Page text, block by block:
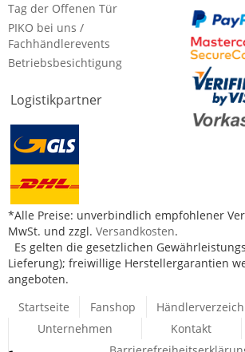
Tag der Offenen Tür
PIKO bei uns /
Fachhändlerevents
Betriebsbesichtigung
Logistikpartner
*Alle Preise: unverbindlich empfohlener
MwSt. und zzgl. Versandkosten.
Es gelten die gesetzlichen
Lieferung); freiwillige Herstellergarantien
angeboten.
Startseite
Fanshop
Unternehmen
Kontakt